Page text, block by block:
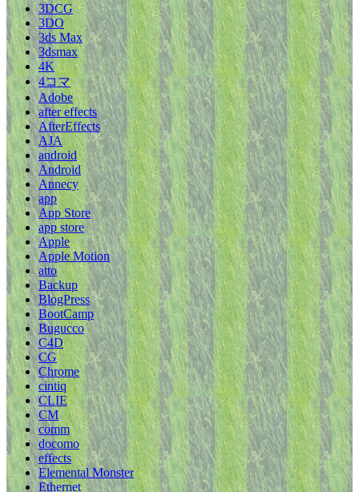
3DCG
3DO
3ds Max
3dsmax
4K
4コマ
Adobe
after effects
AfterEffects
AJA
android
Android
Annecy
app
App Store
app store
Apple
Apple Motion
atto
Backup
BlogPress
BootCamp
Bugucco
C4D
CG
Chrome
cintiq
CLIE
CM
comm
docomo
effects
Elemental Monster
Ethernet